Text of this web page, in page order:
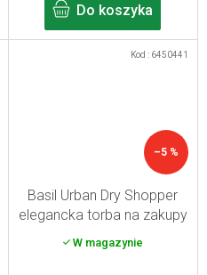
Do koszyka
–5 %
Basil Urban Dry Shopper
elegancka torba na zakupy
szara 25 l
W magazynie
Kod : 6450441